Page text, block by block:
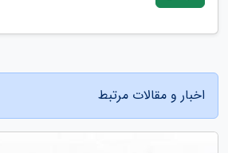
اخبار و مقالات مرتبط